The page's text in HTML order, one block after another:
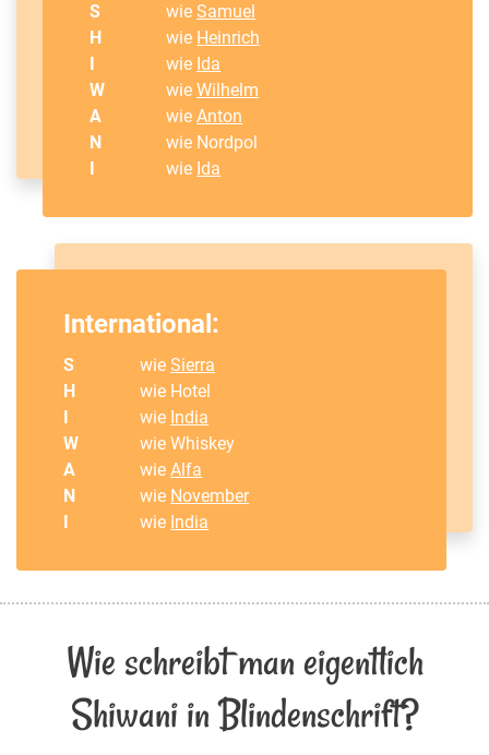
S wieSamuel
H
wie Heinrich
I
wie Ida
W
wieWilhelm
A
wieAnton
N
wie Nordpol
I
wie Ida
International:
S wieSierra
H
wie Hotel
I
wie India
W
wie Whiskey
A
wieAlfa
N
wie November
I
wie India
Wie schreibt man eigentlich
Shiwani in Blindenschrift?